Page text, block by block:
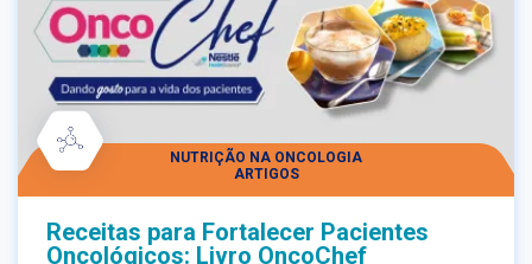
NUTRIÇÃO NA ONCOLOGIA
ARTIGOS
Receitas para Fortalecer Pacientes
Oncológicos: Livro OncoChef